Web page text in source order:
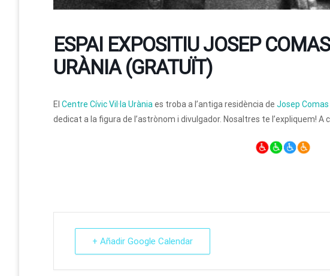
ESPAI EXPOSITIU JOSEP
URÀNIA (GRATUÏT)
El Centre Cívic Vil·la Uràniaes troba a l’antiga residència de Josep Comas
dedicat a la figura de l’astrònom i divulgador. Nosaltres te l’expliquem!
+ Añadir Google Calendar